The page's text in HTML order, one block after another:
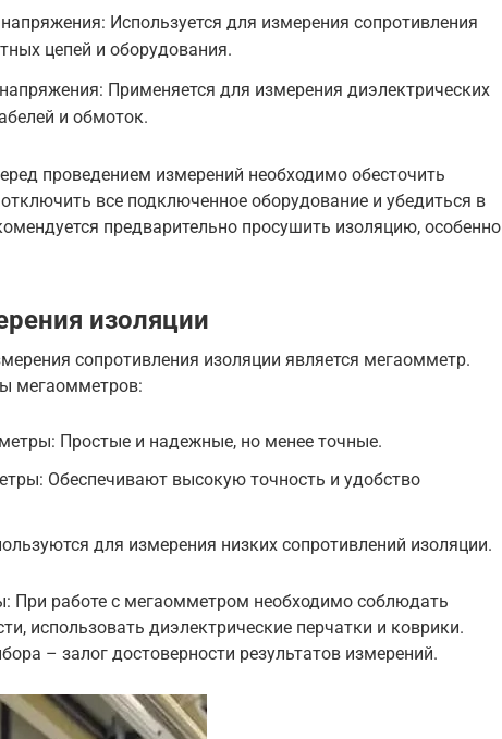
Используется для измерения сопротивления
цепей и оборудования.
Применяется для измерения диэлектрических
и обмоток.
проведением измерений необходимо обесточить
все подключенное оборудование и убедиться в
предварительно просушить изоляцию, особенно
изоляции
сопротивления изоляции является мегаомметр.
мегаомметров:
Простые и надежные, но менее точные.
Обеспечивают высокую точность и удобство
для измерения низких сопротивлений изоляции.
При работе с мегаомметром необходимо соблюдать
использовать диэлектрические перчатки и коврики.
– залог достоверности результатов измерений.